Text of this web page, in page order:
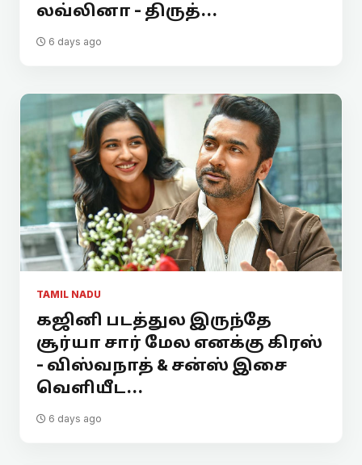
லவ்லினா - திருத்...
6 days ago
TAMIL NADU
கஜினி படத்துல இருந்தே
சூர்யா சார் மேல எனக்கு கிரஸ்
- விஸ்வநாத் & சன்ஸ் இசை
வெளியீட...
6 days ago